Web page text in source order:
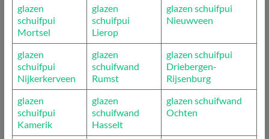
glazen
schuifpui
Mortsel
glazen
schuifpui
Lierop
glazen schuifpui
Nieuwveen
glazen
schuifpui
Nijkerkerveen
glazen
schuifwand
Rumst
glazen schuifpui
Driebergen-
Rijsenburg
glazen
schuifpui
Kamerik
glazen
schuifwand
Hasselt
glazen schuifwand
Ochten